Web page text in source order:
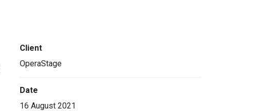
Client
OperaStage
Date
16 August 2021